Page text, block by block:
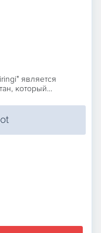
является
который...